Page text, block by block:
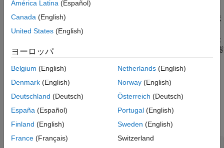
例
入力引数
名前と値の引数
参考
ャリブレーション ファイル (a2l) の生成用に指定されたブロック
状態を設定します。この関数を使用して、指定されたブロック状
態をストレージ クラスおよびストレージ クラス プロパティの設
定にマッピングします。これらの設定は、C コードを生成するた
めにコード ジェネレーターによって使用されます。または、状態
に対するキャリブレーション アクセスを設定します。
例
すべて折りたたむ
ブロック状態のストレージ クラスの設定
América Latina (Español)
Canada (English)
United States (English)
ヨーロッパ
Belgium (English)
Denmark (English)
Deutschland (Deutsch)
España (Español)
Finland (English)
France (Français)
Netherlands(English)
Norway(English)
Österreich (Deutsch)
Portugal(English)
Sweden (English)
Switzerland